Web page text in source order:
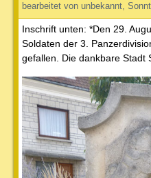
bearbeitet von unbekannt,
Inschrift unten: *Den 29.
Soldaten der 3.
gefallen. Die dankbare Stadt